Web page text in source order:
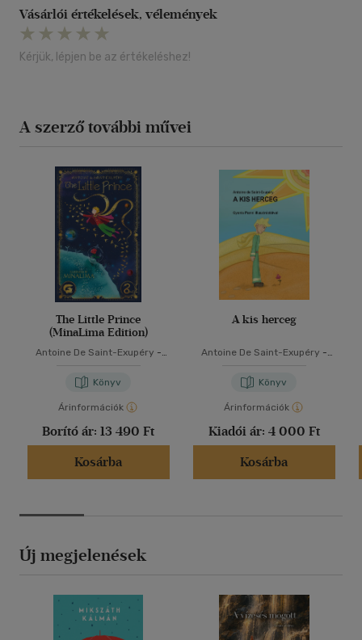
Vásárlói értékelések, vélemények
Kérjük, lépjen be az értékeléshez!
A szerző további művei
The Little Prince
(MinaLima Edition)
Antoine De Saint-Exupéry -
Könyv
Árinformációk
Borító ár: 13 490 Ft
Kosárba
A kis herceg
Antoine De Saint-Exupéry -
Könyv
Árinformációk
Kiadói ár: 4 000 Ft
Kosárba
Új megjelenések